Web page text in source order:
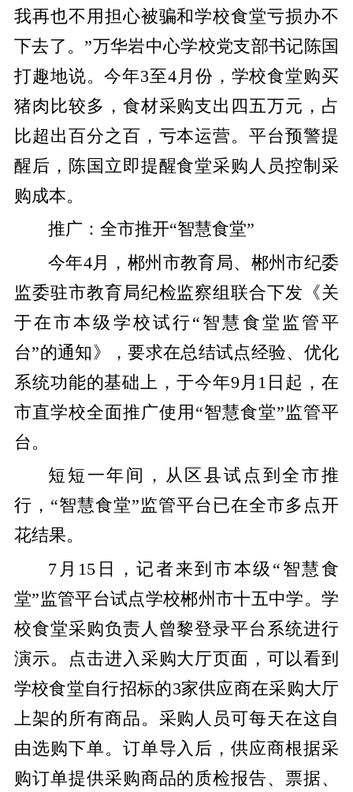
我再也不用担心被骗和学校食堂亏损办不
下去了。”万华岩中心学校党支部书记陈国
打趣地说。今年3至4月份，学校食堂购买
猪肉比较多，食材采购支出四五万元，占
比超出百分之百，亏本运营。平台预警提
醒后，陈国立即提醒食堂采购人员控制采
购成本。
推广：全市推开“智慧食堂”
今年4月，郴州市教育局、郴州市纪委
监委驻市教育局纪检监察组联合下发《关
于在市本级学校试行“智慧食堂监管平
台”的通知》，要求在总结试点经验、优化
系统功能的基础上，于今年9月1日起，在
市直学校全面推广使用“智慧食堂”监管平
台。
短短一年间，从区县试点到全市推
行，“智慧食堂”监管平台已在全市多点开
花结果。
7月15日，记者来到市本级“智慧食
堂”监管平台试点学校郴州市十五中学。学
校食堂采购负责人曾黎登录平台系统进行
演示。点击进入采购大厅页面，可以看到
学校食堂自行招标的3家供应商在采购大厅
上架的所有商品。采购人员可每天在这自
由选购下单。订单导入后，供应商根据采
购订单提供采购商品的质检报告、票据、